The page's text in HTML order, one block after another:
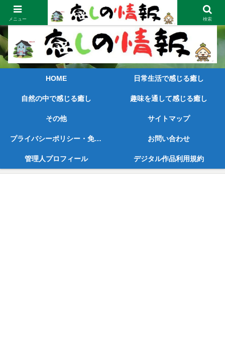
笑顔が見えてくるような内容と早めの情報をご提供
HOME 日常生活で感じる癒し
自然の中で感じる癒し 趣味を通して感じる癒し
その他 サイトマップ
プライバシーポリシー・免責事項 お問い合わせ
管理人プロフィール デジタル作品利用規約
メニュー 検索